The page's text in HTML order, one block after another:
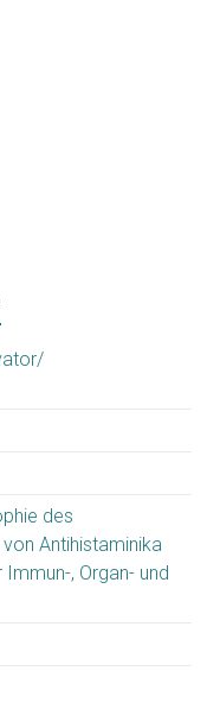
des
Antihistaminika
, Organ- und